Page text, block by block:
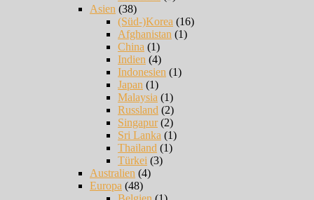
Asien (38)
(Süd-)Korea (16)
Afghanistan (1)
China (1)
Indien (4)
Indonesien (1)
Japan (1)
Malaysia (1)
Russland (2)
Singapur(2)
Sri Lanka (1)
Thailand (1)
Türkei (3)
Australien (4)
Europa (48)